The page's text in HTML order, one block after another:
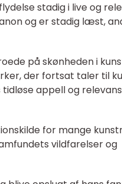
stadig i live og
og er stadig læst,
på skønheden i
der fortsat taler til
appell og
for mange
vildfarelser og